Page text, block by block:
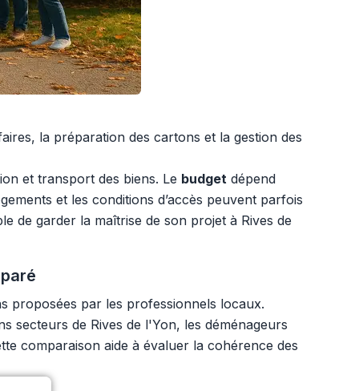
la préparation des cartons et la gestion des
et transport des biens. Le budget dépend
et les conditions d’accès peuvent parfois
de garder la maîtrise de son projet à Rives de
proposées par les professionnels locaux.
secteurs de Rives de l'Yon, les déménageurs
comparaison aide à évaluer la cohérence des